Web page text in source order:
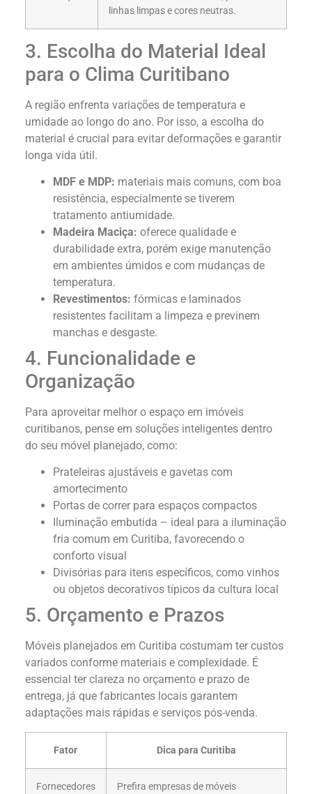
linhas limpas e cores neutras.
3. Escolha do Material Ideal
para o Clima Curitibano
A região enfrenta variações de temperatura e
umidade ao longo do ano. Por isso, a escolha do
material é crucial para evitar deformações e garantir
longa vida útil.
MDF e MDP: materiais mais comuns, com boa
resistência, especialmente se tiverem
tratamento antiumidade.
Madeira Maciça: oferece qualidade e
durabilidade extra, porém exige manutenção
em ambientes úmidos e com mudanças de
temperatura.
Revestimentos: fórmicas e laminados
resistentes facilitam a limpeza e previnem
manchas e desgaste.
4. Funcionalidade e
Organização
Para aproveitar melhor o espaço em imóveis
curitibanos, pense em soluções inteligentes dentro
do seu móvel planejado, como:
Prateleiras ajustáveis e gavetas com
amortecimento
Portas de correr para espaços compactos
Iluminação embutida – ideal para a iluminação
fria comum em Curitiba, favorecendo o
conforto visual
Divisórias para itens específicos, como vinhos
ou objetos decorativos típicos da cultura local
5. Orçamento e Prazos
Móveis planejados em Curitiba costumam ter custos
variados conforme materiais e complexidade. É
essencial ter clareza no orçamento e prazo de
entrega, já que fabricantes locais garantem
adaptações mais rápidas e serviços pós-venda.
Fator Dica para Curitiba
Fornecedores
Prefira empresas de móveis